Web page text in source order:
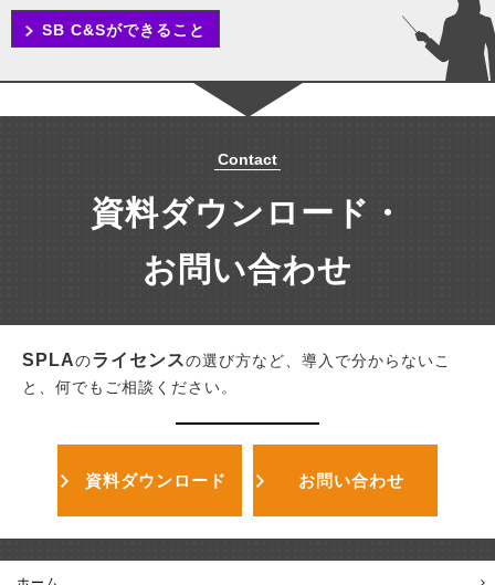
SB C&Sができること
Contact
資料ダウンロード・
お問い合わせ
SPLAのライセンスの選び方など、導入で分からないこ
と、何でもご相談ください。
資料ダウンロード お問い合わせ